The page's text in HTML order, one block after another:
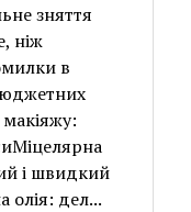
зняття
ніж
в
макіяжу:
і швидкий
олія: дел...